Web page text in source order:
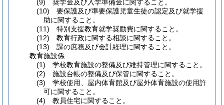
(9) 奨学金及び入学準備金に関すること。
(10) 要保護及び準要保護児童生徒の認定及び就学援
助に関すること。
(11) 特別支援教育就学奨励費に関すること。
(12) 教育行政に関する相談に関すること。
(13) 課の庶務及び会計経理に関すること。
教育施設係
(1) 学校教育施設の整備及び維持管理に関すること。
(2) 施設台帳の整備及び保管に関すること。
(3) 学校使用、屋内体育館及び屋外体育施設の使用許
可に関すること。
(4) 教員住宅に関すること。